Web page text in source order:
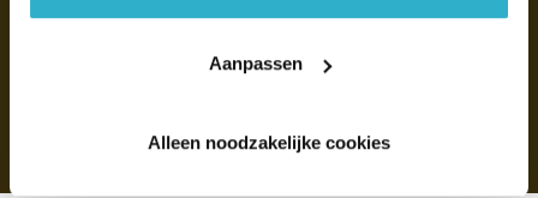
Aanpassen
Alleen noodzakelijke cookies
Temperatuur